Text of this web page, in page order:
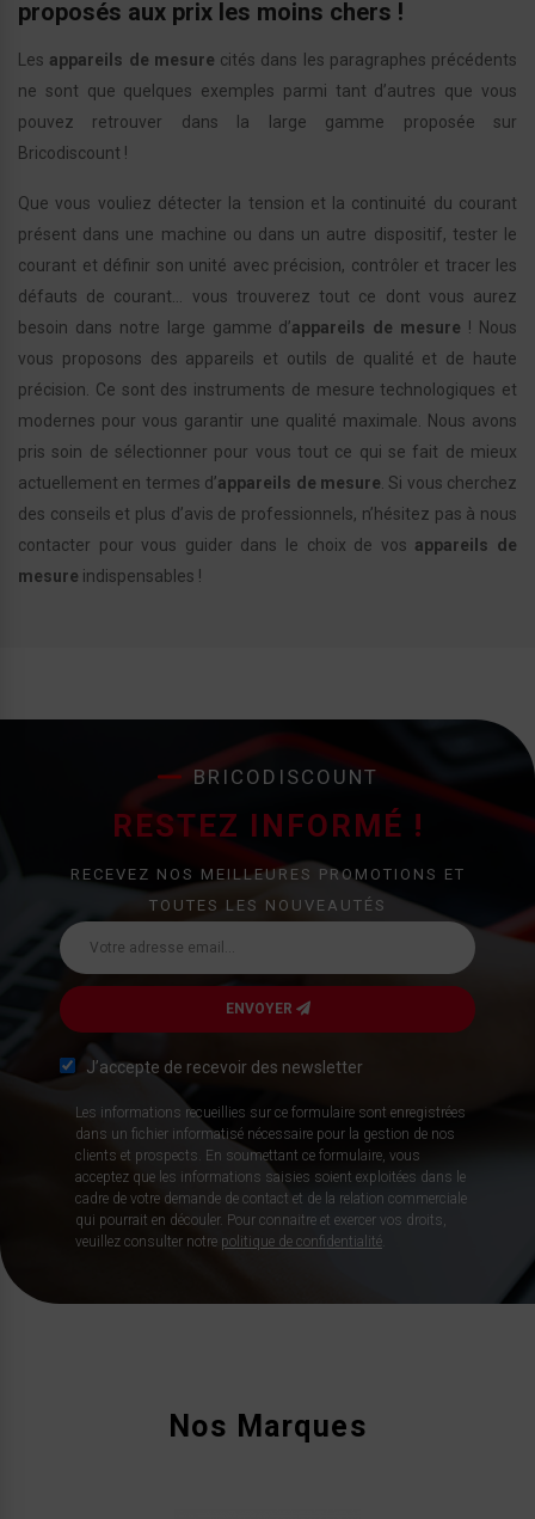
proposés aux prix les moins chers !
Les appareils de mesure cités dans les paragraphes précédents
ne sont que quelques exemples parmi tant d’autres que vous
pouvez retrouver dans la large gamme proposée sur
Bricodiscount !
Que vous vouliez détecter la tension et la continuité du courant
présent dans une machine ou dans un autre dispositif, tester le
courant et définir son unité avec précision, contrôler et tracer les
défauts de courant… vous trouverez tout ce dont vous aurez
besoin dans notre large gamme d’appareils de mesure ! Nous
vous proposons des appareils et outils de qualité et de haute
précision. Ce sont des instruments de mesure technologiques et
modernes pour vous garantir une qualité maximale. Nous avons
pris soin de sélectionner pour vous tout ce qui se fait de mieux
actuellement en termes d’appareils de mesure . Si vous cherchez
des conseils et plus d’avis de professionnels, n’hésitez pas à nous
contacter pour vous guider dans le choix de vos appareils de
mesure indispensables !
BRICODISCOUNT
RESTEZ INFORMÉ !
RECEVEZ NOS MEILLEURES PROMOTIONS ET
TOUTES LES NOUVEAUTÉS
ENVOYER
J’accepte de recevoir des newsletter
Les informations recueillies sur ce formulaire sont enregistrées
dans un fichier informatisé nécessaire pour la gestion de nos
clients et prospects. En soumettant ce formulaire, vous
acceptez que les informations saisies soient exploitées dans le
cadre de votre demande de contact et de la relation commerciale
qui pourrait en découler. Pour connaitre et exercer vos droits,
veuillez consulter notre politique de confidentialité
Nos Marques